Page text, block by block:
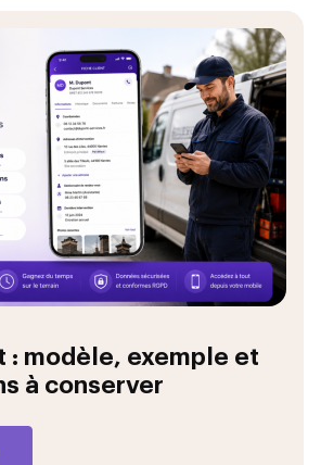
: modèle, exemple et
à conserver